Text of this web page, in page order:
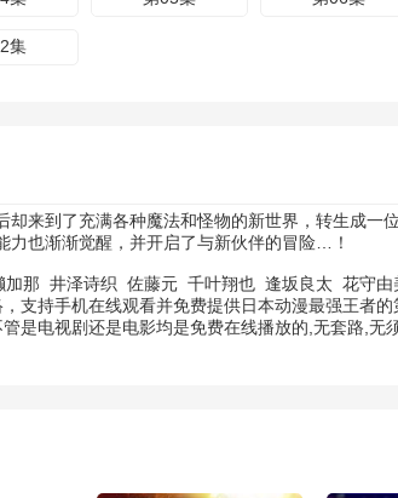
集
来到了充满各种魔法和怪物的新世界，转生成一
力也渐渐觉醒，并开启了与新伙伴的冒险…！
加那 井泽诗织 佐藤元 千叶翔也 逢坂良太 花守由
支持手机在线观看并免费提供日本动漫最强王者
是电视剧还是电影均是免费在线播放的,无套路,无